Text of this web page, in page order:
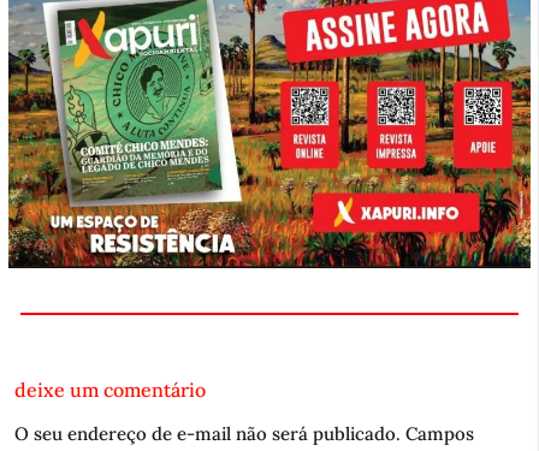
deixe um comentário
O seu endereço de e-mail não será publicado. Campos